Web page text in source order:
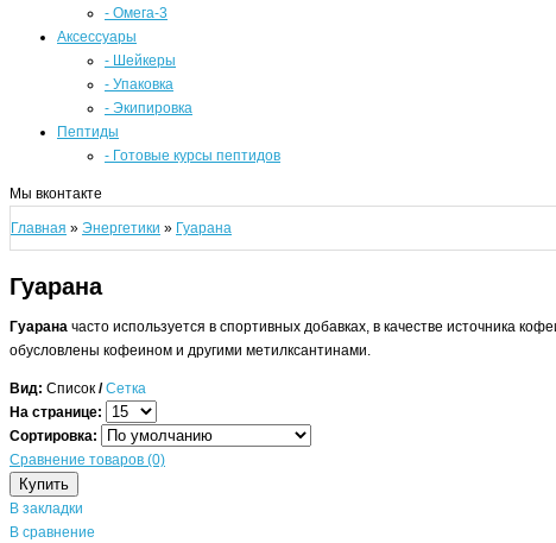
- Омега-3
Аксессуары
- Шейкеры
- Упаковка
- Экипировка
Пептиды
- Готовые курсы пептидов
Мы вконтакте
Главная » Энергетики » Гуарана
Гуарана
Гуарана часто используется в спортивных добавках, в качестве источника
обусловлены кофеином и другими метилксантинами.
Вид: Список / Сетка
На странице:
Сортировка:
Сравнение товаров (0)
В закладки
В сравнение